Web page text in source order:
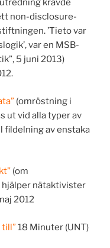
krävde
non-disclosure-
’Tieto var
var en MSB-
5 juni 2013)
(omröstning i
ut vid alla typer av
fildelning av enstaka
(om
nätaktivister
2012
till”18 Minuter (UNT)